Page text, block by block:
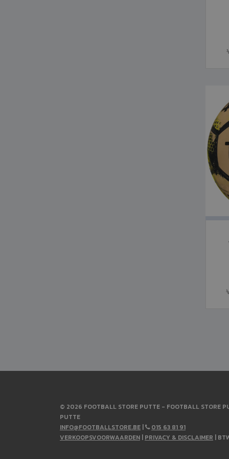
© 2026 FOOTBALL STORE PUTTE - FOOTBALL STORE
PUTTE
INFO@FOOTBALLSTORE.BE |
015 63 81 91
VERKOOPSVOORWAARDEN | PRIVACY & DISCLAIMER |